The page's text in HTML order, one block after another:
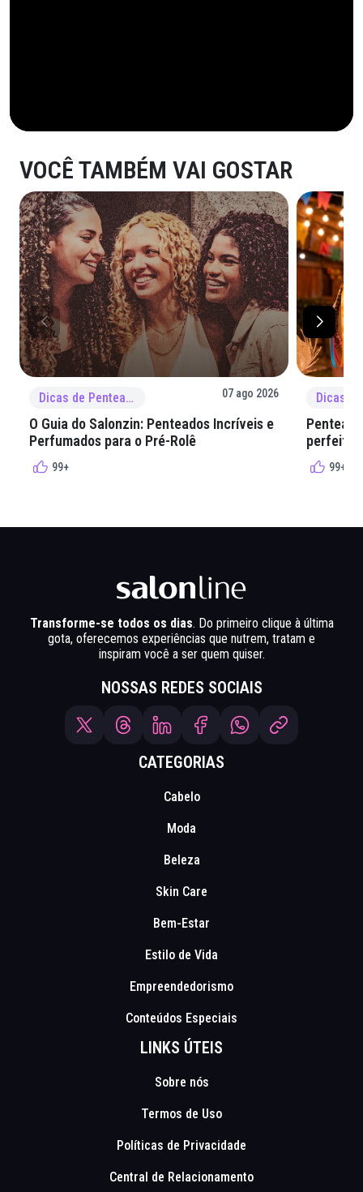
VOCÊ TAMBÉM VAI GOSTAR
Dicas de Penteado 07 ago 2026
O Guia do Salonzin: Penteados Incríveis e
Perfumados para o Pré-Rolê
99+
perfeita
99+
Transforme-se todos os dias. Do primeiro clique à última
gota, oferecemos experiências que nutrem, tratam e
inspiram você a ser quem quiser.
NOSSAS REDES SOCIAIS
CATEGORIAS
Cabelo
Moda
Beleza
Skin Care
Bem-Estar
Estilo de Vida
Empreendedorismo
Conteúdos Especiais
LINKS ÚTEIS
Sobre nós
Termos de Uso
Políticas de Privacidade
Central de Relacionamento